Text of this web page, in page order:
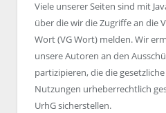
Viele unserer Seiten sind mit
über die wir die Zugriffe an die
Wort (VG Wort) melden. Wir
unsere Autoren an den
partizipieren, die die
Nutzungen urheberrechtlich
UrhG sicherstellen.